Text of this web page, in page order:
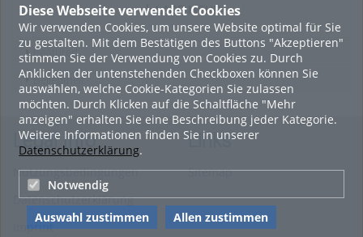
Diese Webseite verwendet Cookies
Wir verwenden Cookies, um unsere Website optimal für Sie
zu gestalten. Mit dem Bestätigen des Buttons "Akzeptieren"
stimmen Sie der Verwendung von Cookies zu. Durch
Anklicken der untenstehenden Checkboxen können Sie
auswählen, welche Cookie-Kategorien Sie zulassen
möchten. Durch Klicken auf die Schaltfläche "Mehr
anzeigen" erhalten Sie eine Beschreibung jeder Kategorie.
Weitere Informationen finden Sie in unserer
Datenschutzerklärung.
Notwendig
Auswahl zustimmen Allen zustimmen
LADE MEHR
Featured
Beliebtheit
Legal Info
Nutzungsbedingungen
Datenschutzerklärung
Imprint
Links
Sitemap